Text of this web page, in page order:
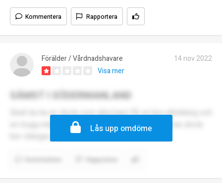
Kommentera Rapportera
Förälder / Vårdnadshavare
14 nov 2022
Visa mer
SÄMST I SÖDERMANLAND
Skall du ha en skola som dina barn får en bra utbildning och
en trygg miljö.. DÅ ska du inte vända dig hit.. Denna skola
Lås upp omdöme